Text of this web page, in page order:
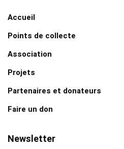
Accueil
Points de collecte
Association
Projets
Partenaires et donateurs
Faire un don
Newsletter